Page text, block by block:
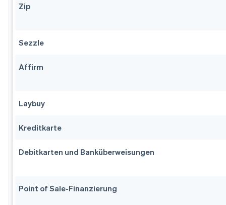
Zip
Sezzle
Affirm
Laybuy
Kreditkarte
Debitkarten und Banküberweisungen
Point of Sale-Finanzierung